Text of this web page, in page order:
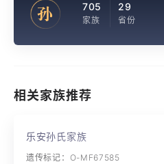
孙 705
家族
29
省份
相关家族推荐
乐安孙氏家族
遗传标记：O-MF67585